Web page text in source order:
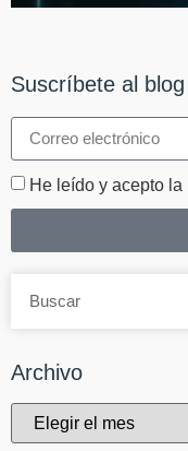
Suscríbete al blog
He leído y acepto la
Archivo